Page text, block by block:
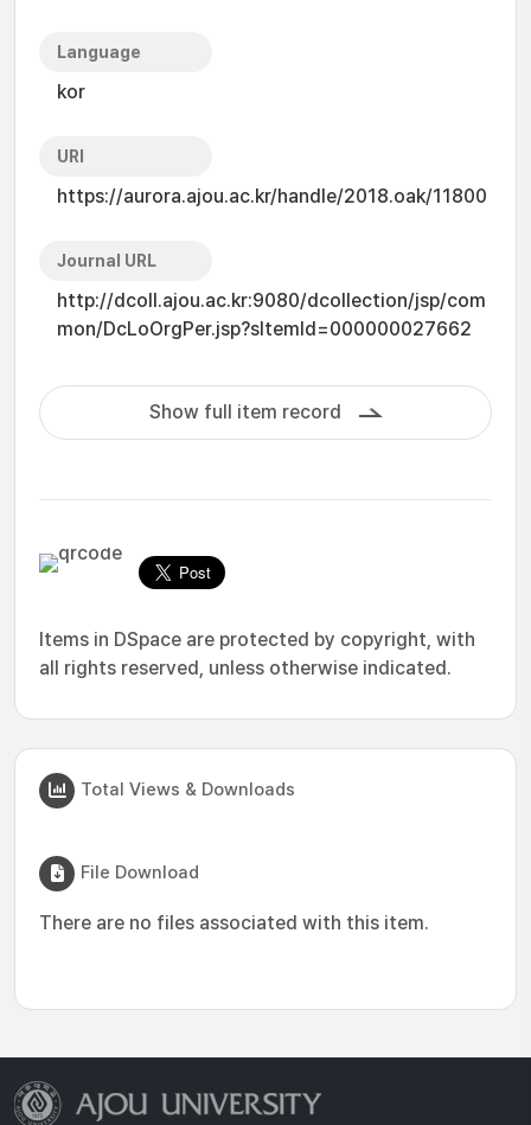
Language
kor
URI
https://aurora.ajou.ac.kr/handle/2018.oak/11800
Journal URL
http://dcoll.ajou.ac.kr:9080/dcollection/jsp/com
mon/DcLoOrgPer.jsp?sItemId=000000027662
Show full item record
Items in DSpace are protected by copyright, with
all rights reserved, unless otherwise indicated.
Total Views & Downloads
File Download
There are no files associated with this item.